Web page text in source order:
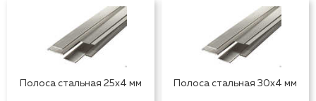
Балка
двутавровая
стальная (двутавр)
Сетка Рабица
Полоса стальная 25x4 мм Полоса стальная 30x4 мм